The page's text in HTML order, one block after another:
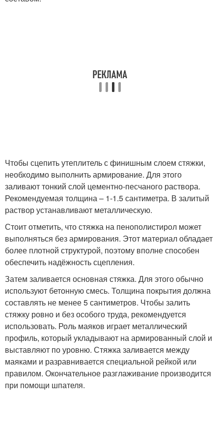
Чтобы сцепить утеплитель с финишным слоем стяжки,
необходимо выполнить армирование. Для этого
заливают тонкий слой цементно-песчаного раствора.
Рекомендуемая толщина – 1-1.5 сантиметра. В залитый
раствор устанавливают металлическую.
Стоит отметить, что стяжка на пенополистирол может
выполняться без армирования. Этот материал обладает
более плотной структурой, поэтому вполне способен
обеспечить надёжность сцепления.
Затем заливается основная стяжка. Для этого обычно
используют бетонную смесь. Толщина покрытия должна
составлять не менее 5 сантиметров. Чтобы залить
стяжку ровно и без особого труда, рекомендуется
использовать. Роль маяков играет металлический
профиль, который укладывают на армированный слой и
выставляют по уровню. Стяжка заливается между
маяками и разравнивается специальной рейкой или
правилом. Окончательное разглаживание производится
при помощи шпателя.